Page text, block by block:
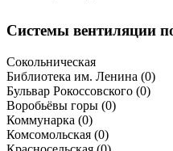
Системы вентиляции
Сокольническая
Библиотека им. Ленина (0)
Бульвар Рокоссовского (0)
Воробьёвы горы (0)
Коммунарка (0)
Комсомольская (0)